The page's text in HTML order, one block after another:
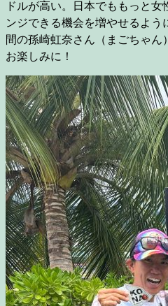
ドルが高い。日本でももっと
ンジできる機会を増やせるよ
間の孫崎虹奈さん（まごちゃん
お楽しみに！